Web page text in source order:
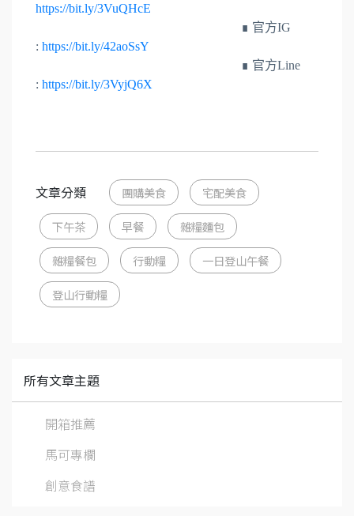
https://bit.ly/3VuQHcE
∎ 官方IG
: https://bit.ly/42aoSsY
∎ 官方Line
: https://bit.ly/3VyjQ6X
文章分類 團購美食 宅配美食
下午茶 早餐 雜糧麵包
雜糧餐包 行動糧 一日登山午餐
登山行動糧
所有文章主題
開箱推薦
馬可專欄
創意食譜